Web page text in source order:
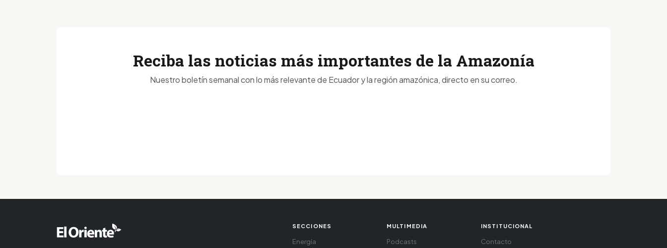
Reciba las noticias más importantes de la Amazonía
Nuestro boletín semanal con lo más relevante de Ecuador y la región amazónica, directo en su correo.
SECCIONES
Energía
MULTIMEDIA
Podcasts
INSTITUCIONAL
Contacto